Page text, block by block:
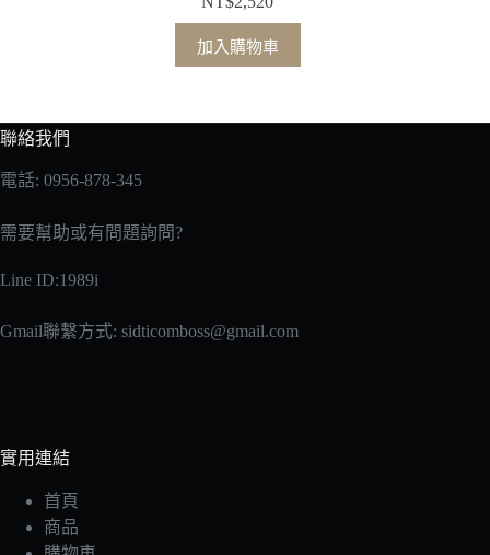
加入購物車
聯絡我們
電話: 0956-878-345
需要幫助或有問題詢問?
Line ID:1989i
Gmail聯繫方式: sidticomboss@gmail.com
實用連結
首頁
商品